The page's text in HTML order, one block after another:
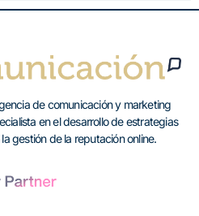
de comunicación y marketing
en el desarrollo de estrategias
gestión de la reputación online.